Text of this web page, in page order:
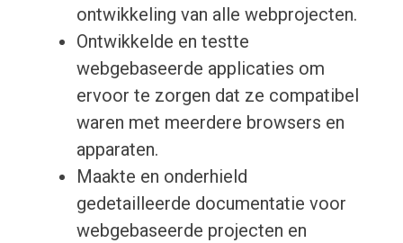
ontwikkeling van alle webprojecten.
Ontwikkelde en testte
webgebaseerde applicaties om
ervoor te zorgen dat ze compatibel
waren met meerdere browsers en
apparaten.
Maakte en onderhield
gedetailleerde documentatie voor
webgebaseerde projecten en